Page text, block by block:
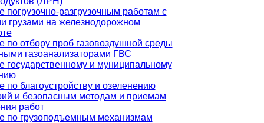
погрузочно-разгрузочным работам с
грузами на железнодорожном
по отбору проб газовоздушной среды
газоанализаторами ГВС
государственному и муниципальному
по благоустройству и озеленению
и безопасным методам и приемам
работ
по грузоподъемным механизмам